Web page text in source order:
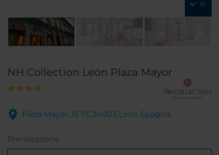
31
NH Collection León Plaza Mayor
Plaza Mayor, 15-17, 24003 Leon Spagna
Prenotazione